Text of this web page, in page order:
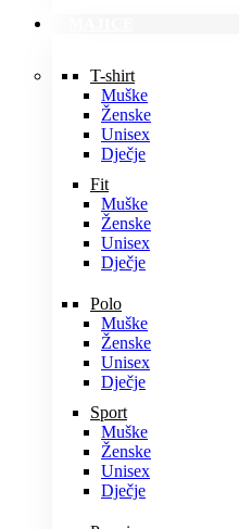
T-shirt
Muške
Ženske
Unisex
Dječje
Fit
Muške
Ženske
Unisex
Dječje
Polo
Muške
Ženske
Unisex
Dječje
Sport
Muške
Ženske
Unisex
Dječje